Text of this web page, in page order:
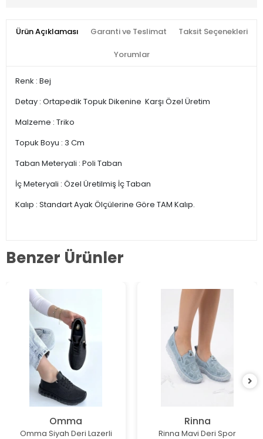
Ürün Açıklaması Garanti ve Teslimat Taksit Seçenekleri
Yorumlar
Renk : Bej
Detay : Ortapedik Topuk Dikenine Karşı Özel Üretim
Malzeme : Triko
Topuk Boyu : 3 Cm
Taban Meteryali : Poli Taban
İç Meteryali : Özel Üretilmiş İç Taban
Kalıp : Standart Ayak Ölçülerine Göre TAM Kalıp.
Benzer Ürünler
Omma
Omma Siyah Deri Lazerli
Rinna
Rinna Mavi Deri Spor